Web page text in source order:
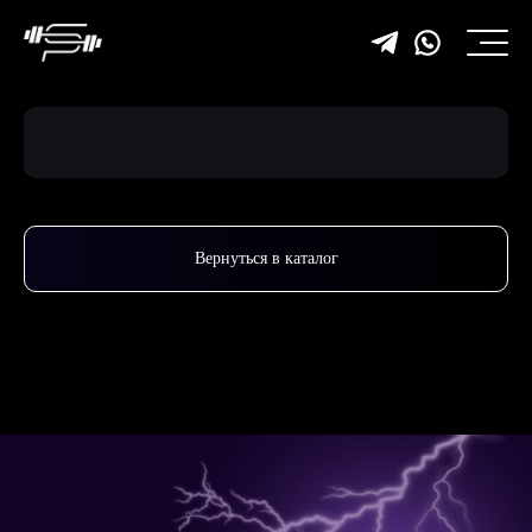
Вернуться в каталог